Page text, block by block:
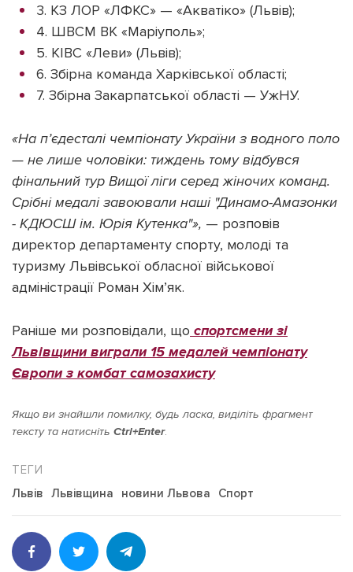
3. КЗ ЛОР «ЛФКС» — «Акватіко» (Львів);
4. ШВСМ ВК «Маріуполь»;
5. КІВС «Леви» (Львів);
6. Збірна команда Харківської області;
7. Збірна Закарпатської області — УжНУ.
«На пʼєдесталі чемпіонату України з водного поло
— не лише чоловіки: тиждень тому відбувся
фінальний тур Вищої ліги серед жіночих команд.
Срібні медалі завоювали наші "Динамо-Амазонки
- КДЮСШ ім. Юрія Кутенка"», — розповів
директор департаменту спорту, молоді та
туризму Львівської обласної військової
адміністрації Роман Хімʼяк.
Раніше ми розповідали, що спортсмени зі
Львівщини виграли 15 медалей чемпіонату
Європи з комбат самозахисту
Якщо ви знайшли помилку, будь ласка, виділіть фрагмент
тексту та натисніть Ctrl+Enter.
Львів Львівщина новини Львова Спорт